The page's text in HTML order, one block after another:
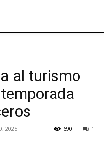
al turismo
2025 1
690